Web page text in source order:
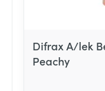
Difrax A/lek
Peachy